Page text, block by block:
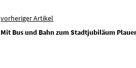
vorheriger Artikel
Mit Bus und Bahn zum Stadtjubiläum